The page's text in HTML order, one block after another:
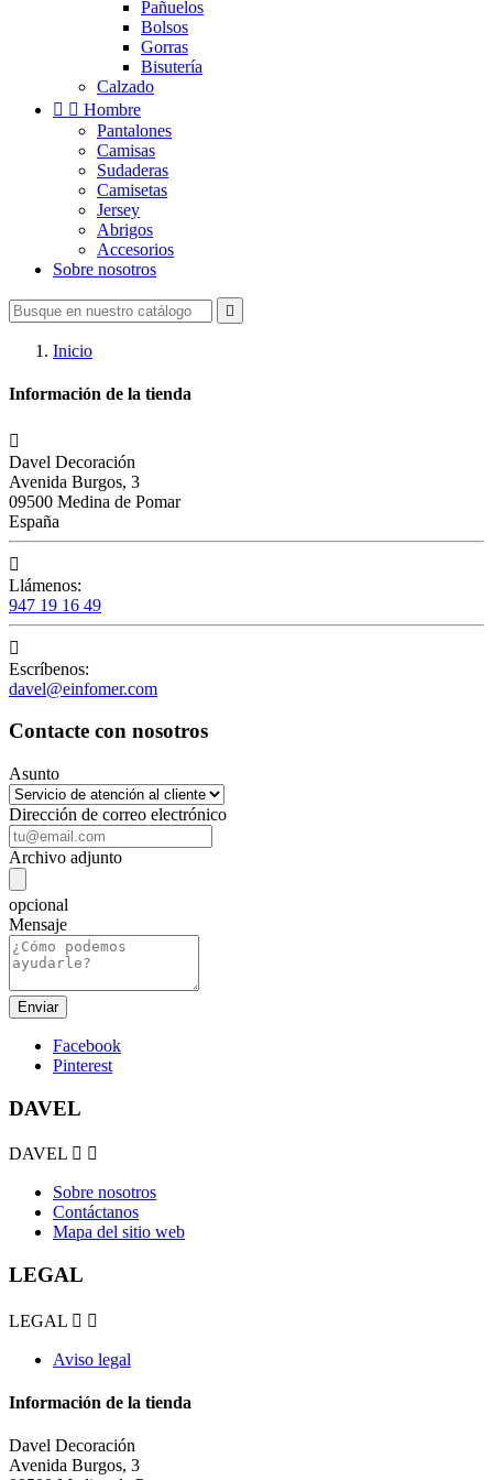
Pañuelos
Bolsos
Gorras
Bisutería
Calzado
  Hombre
Pantalones
Camisas
Sudaderas
Camisetas
Jersey
Abrigos
Accesorios
Sobre nosotros

Inicio
Información de la tienda

Davel Decoración
Avenida Burgos, 3
09500 Medina de Pomar
España

Llámenos:
947 19 16 49

Escríbenos:
davel@einfomer.com
Contacte con nosotros
Asunto
Dirección de correo electrónico
Archivo adjunto
opcional
Mensaje
Facebook
Pinterest
DAVEL
DAVEL  
Sobre nosotros
Contáctanos
Mapa del sitio web
LEGAL
LEGAL  
Aviso legal
Información de la tienda
Davel Decoración
Avenida Burgos, 3